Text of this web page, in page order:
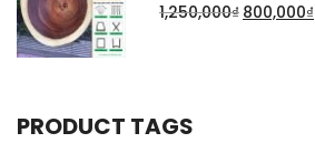
1,250,000₫ 800,000₫
PRODUCT TAGS